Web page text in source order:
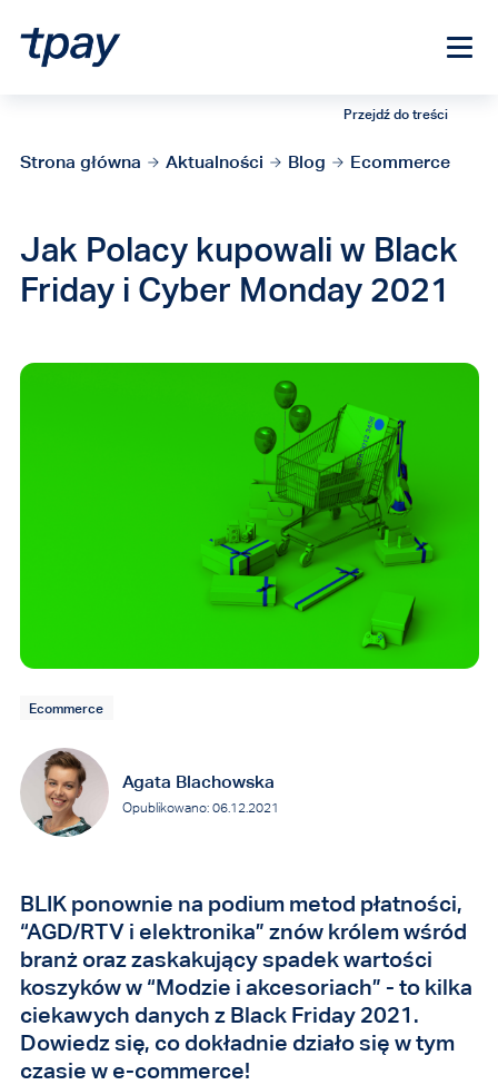
Przejdź do treści
Strona główna Aktualności Blog Ecommerce
Jak Polacy kupowali w Black
Friday i Cyber Monday 2021
Agata Blachowska
Opublikowano: 06.12.2021
Ecommerce
BLIK ponownie na podium metod płatności,
“AGD/RTV i elektronika” znów królem wśród
branż oraz zaskakujący spadek wartości
koszyków w “Modzie i akcesoriach” - to kilka
ciekawych danych z Black Friday 2021.
Dowiedz się, co dokładnie działo się w tym
czasie w e-commerce!